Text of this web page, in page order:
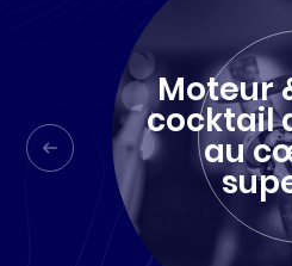
Moteur
cocktail
au